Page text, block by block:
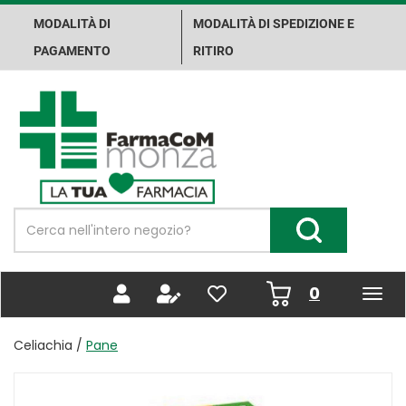
Passa
contenuto
MODALITÀ DI
PAGAMENTO
MODALITÀ DI SPEDIZIONE E
RITIRO
Farma.Co.M.
Spa
Prodotto
Cerca Prodotto
0 prodotti
inseriti
Celiachia / Pane